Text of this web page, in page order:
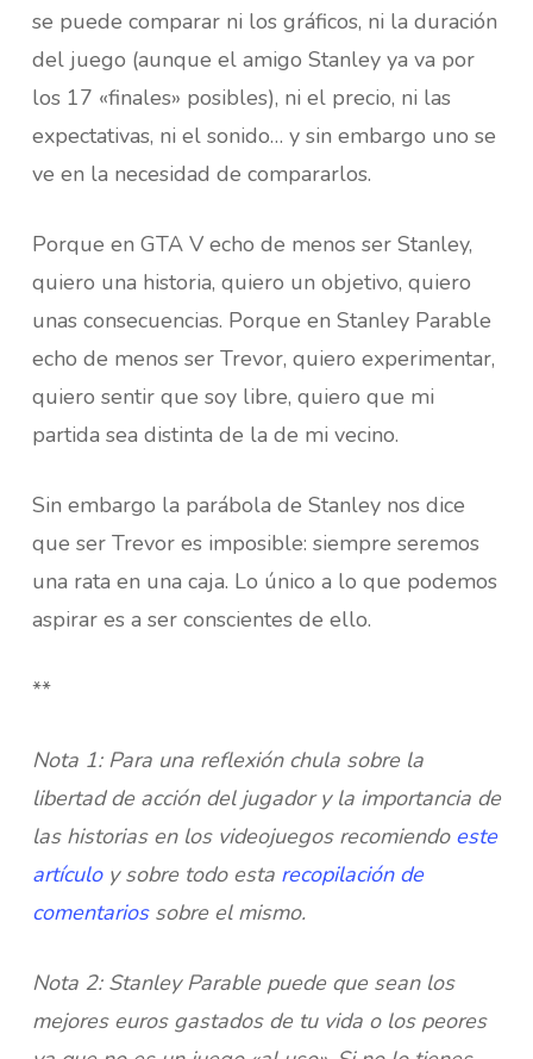
se puede comparar ni los gráficos, ni la duración
del juego (aunque el amigo Stanley ya va por
los 17 «finales» posibles), ni el precio, ni las
expectativas, ni el sonido… y sin embargo uno se
ve en la necesidad de compararlos.
Porque en GTA V echo de menos ser Stanley,
quiero una historia, quiero un objetivo, quiero
unas consecuencias. Porque en Stanley Parable
echo de menos ser Trevor, quiero experimentar,
quiero sentir que soy libre, quiero que mi
partida sea distinta de la de mi vecino.
Sin embargo la parábola de Stanley nos dice
que ser Trevor es imposible: siempre seremos
una rata en una caja. Lo único a lo que podemos
aspirar es a ser conscientes de ello.
**
Nota 1: Para una reflexión chula sobre la
libertad de acción del jugador y la importancia de
las historias en los videojuegos recomiendo este
artículoy sobre todo esta recopilación de
comentariossobre el mismo.
Nota 2: Stanley Parable puede que sean los
mejores euros gastados de tu vida o los peores